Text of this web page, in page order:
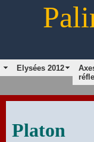
Elysées 2012
Platon